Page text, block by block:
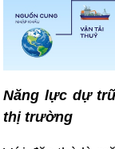
Năng lực dự
thị trường